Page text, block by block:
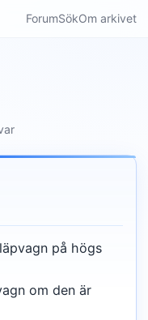
ForumSökOm arkivet
på högs
om den är